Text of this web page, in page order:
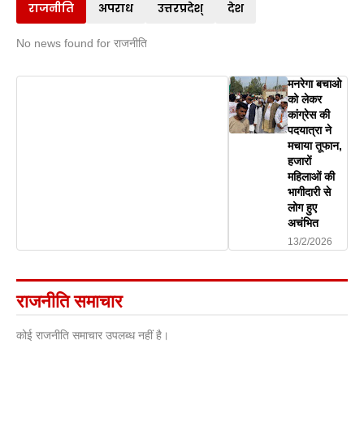
राजनीति अपराध उत्तरप्रदेश् देश
No news found for राजनीति
मनरेगा बचाओ
को लेकर
कांग्रेस की
पदयात्रा ने
मचाया तूफान,
हजारों
महिलाओं की
भागीदारी से
लोग हुए
अचंभित
13/2/2026
राजनीति समाचार
कोई राजनीति समाचार उपलब्ध नहीं है।